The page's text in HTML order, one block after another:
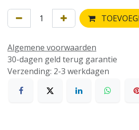
Algemene voorwaarden
30-dagen geld terug garantie
Verzending: 2-3 werkdagen